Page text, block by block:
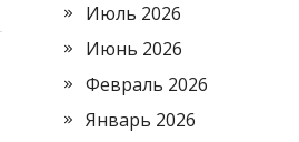
Июль 2026
Июнь 2026
Февраль 2026
Январь 2026